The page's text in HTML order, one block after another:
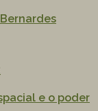
e o poder